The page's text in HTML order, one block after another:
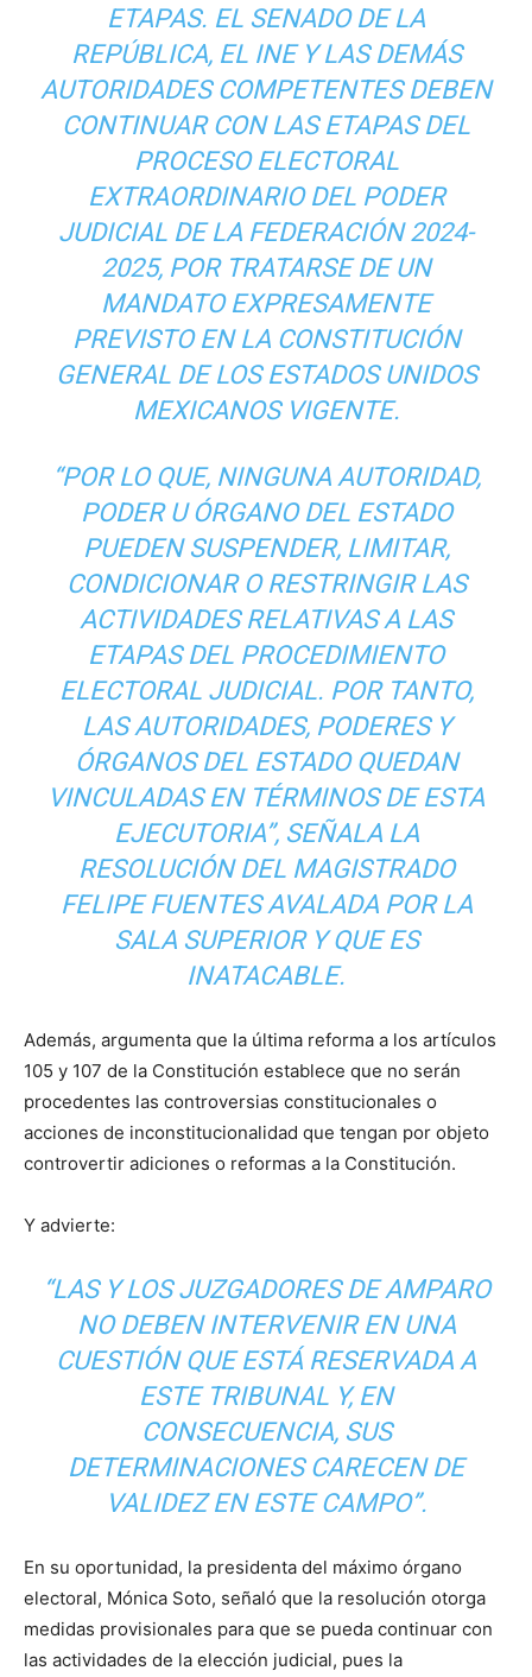
ETAPAS. EL SENADO DE LA
REPÚBLICA, EL INE Y LAS DEMÁS
AUTORIDADES COMPETENTES DEBEN
CONTINUAR CON LAS ETAPAS DEL
PROCESO ELECTORAL
EXTRAORDINARIO DEL PODER
JUDICIAL DE LA FEDERACIÓN 2024-
2025, POR TRATARSE DE UN
MANDATO EXPRESAMENTE
PREVISTO EN LA CONSTITUCIÓN
GENERAL DE LOS ESTADOS UNIDOS
MEXICANOS VIGENTE.
“POR LO QUE, NINGUNA AUTORIDAD,
PODER U ÓRGANO DEL ESTADO
PUEDEN SUSPENDER, LIMITAR,
CONDICIONAR O RESTRINGIR LAS
ACTIVIDADES RELATIVAS A LAS
ETAPAS DEL PROCEDIMIENTO
ELECTORAL JUDICIAL. POR TANTO,
LAS AUTORIDADES, PODERES Y
ÓRGANOS DEL ESTADO QUEDAN
VINCULADAS EN TÉRMINOS DE ESTA
EJECUTORIA”, SEÑALA LA
RESOLUCIÓN DEL MAGISTRADO
FELIPE FUENTES AVALADA POR LA
SALA SUPERIOR Y QUE ES
INATACABLE.
Además, argumenta que la última reforma a los artículos
105 y 107 de la Constitución establece que no serán
procedentes las controversias constitucionales o
acciones de inconstitucionalidad que tengan por objeto
controvertir adiciones o reformas a la Constitución.
Y advierte:
“LAS Y LOS JUZGADORES DE AMPARO
NO DEBEN INTERVENIR EN UNA
CUESTIÓN QUE ESTÁ RESERVADA A
ESTE TRIBUNAL Y, EN
CONSECUENCIA, SUS
DETERMINACIONES CARECEN DE
VALIDEZ EN ESTE CAMPO”.
En su oportunidad, la presidenta del máximo órgano
electoral, Mónica Soto, señaló que la resolución otorga
medidas provisionales para que se pueda continuar con
las actividades de la elección judicial, pues la